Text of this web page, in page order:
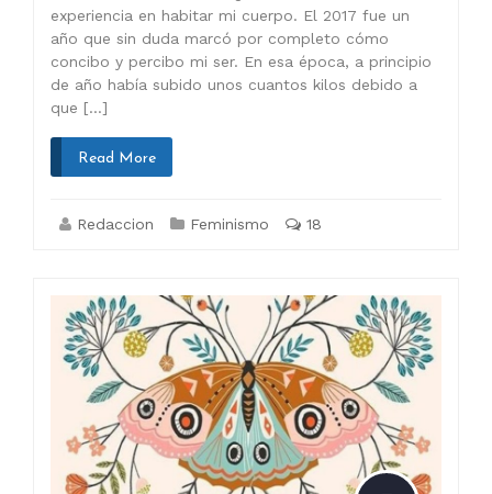
experiencia en habitar mi cuerpo. El 2017 fue un
año que sin duda marcó por completo cómo
concibo y percibo mi ser. En esa época, a principio
de año había subido unos cuantos kilos debido a
que […]
Read More
Redaccion Feminismo 18